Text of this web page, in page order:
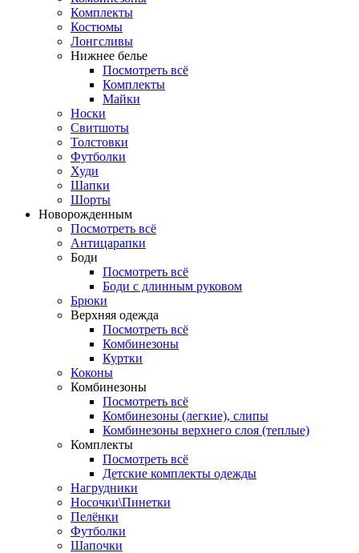
Комплекты
Костюмы
Лонгсливы
Нижнее белье
Посмотреть всё
Комплекты
Майки
Носки
Свитшоты
Толстовки
Футболки
Худи
Шапки
Шорты
Новорожденным
Посмотреть всё
Антицарапки
Боди
Посмотреть всё
Боди с длинным руковом
Брюки
Верхняя одежда
Посмотреть всё
Комбинезоны
Куртки
Коконы
Комбинезоны
Посмотреть всё
Комбинезоны (легкие), слипы
Комбинезоны верхнего слоя (теплые)
Комплекты
Посмотреть всё
Детские комплекты одежды
Нагрудники
Носочки\Пинетки
Пелёнки
Футболки
Шапочки